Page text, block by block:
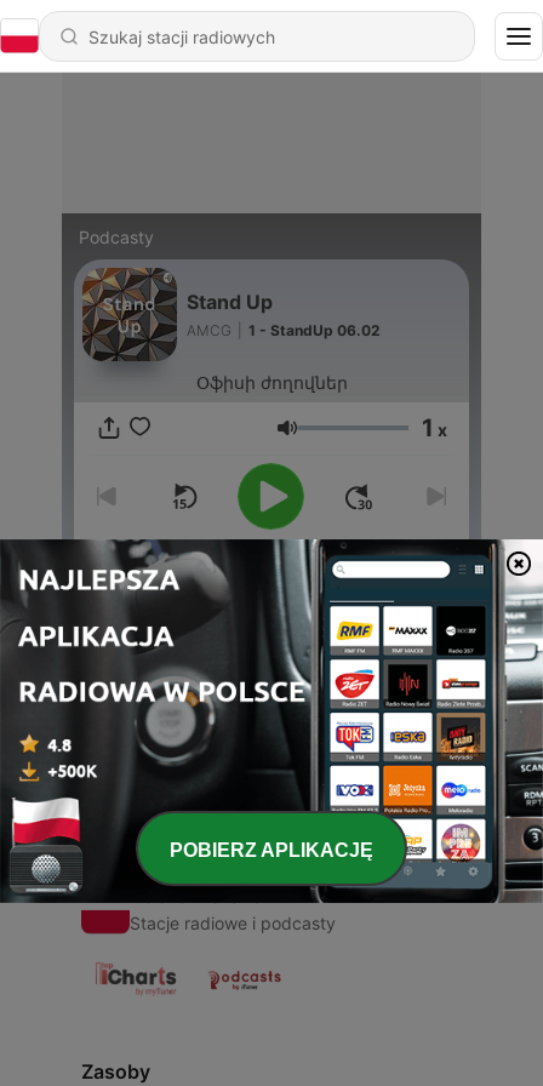
Podcasty
Stand Up
AMCG 1 - StandUp 06.02
Օֆիսի ժողովներ
Głośność 1 x
00:00 00:00
Odcinki
1 - StandUp 06.02
10 lut 2020
Stacje radiowe i podcasty
Zasoby
POBIERZ APLIKACJĘ